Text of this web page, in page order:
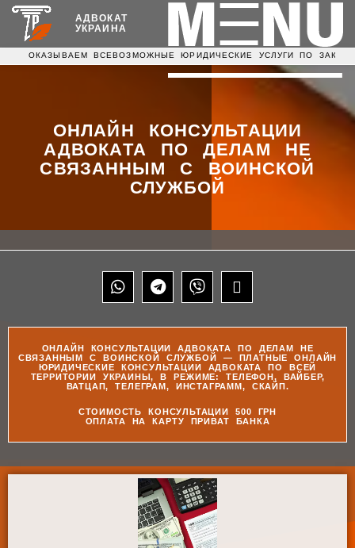
АДВОКАТ
УКРАИНА
ОКАЗЫВАЕМ ВСЕВОЗМОЖНЫЕ ЮРИДИЧЕСКИЕ УСЛУГИ ПО
ОНЛАЙН КОНСУЛЬТАЦИИ
АДВОКАТА ПО ДЕЛАМ НЕ
СВЯЗАННЫМ С ВОИНСКОЙ
СЛУЖБОЙ
ОНЛАЙН КОНСУЛЬТАЦИИ АДВОКАТА ПО ДЕЛАМ НЕ
СВЯЗАННЫМ С ВОИНСКОЙ СЛУЖБОЙ — ПЛАТНЫЕ ОНЛАЙН
ЮРИДИЧЕСКИЕ КОНСУЛЬТАЦИИ АДВОКАТА ПО ВСЕЙ
ТЕРРИТОРИИ УКРАИНЫ, В РЕЖИМЕ: ТЕЛЕФОН, ВАЙБЕР,
ВАТЦАП, ТЕЛЕГРАМ, ИНСТАГРАММ, СКАЙП.
СТОИМОСТЬ КОНСУЛЬТАЦИИ 500 ГРН
ОПЛАТА НА КАРТУ ПРИВАТ БАНКА